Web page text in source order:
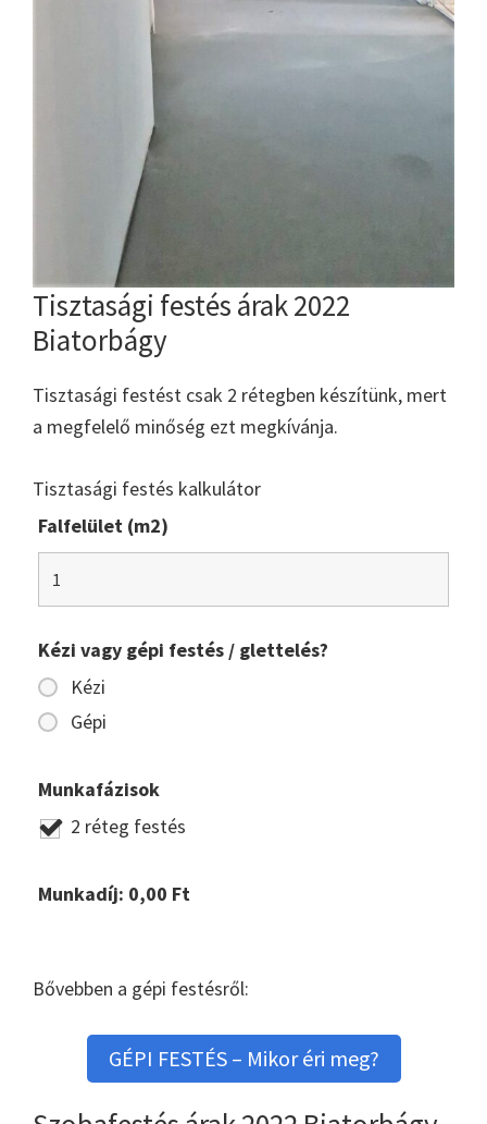
Tisztasági festés árak 2022
Biatorbágy
Tisztasági festést csak 2 rétegben készítünk, mert
a megfelelő minőség ezt megkívánja.
Tisztasági festés kalkulátor
Falfelület (m2)
Kézi vagy gépi festés / glettelés?
Kézi
Gépi
Munkafázisok
2 réteg festés
Munkadíj: 0,00 Ft
Bővebben a gépi festésről:
GÉPI FESTÉS – Mikor éri meg?